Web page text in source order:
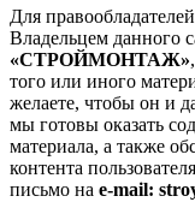
Для правообладателей
Владельцем данного
«СТРОЙМОНТАЖ»
того или иного
желаете, чтобы он и
мы готовы оказать
материала, а также
контента
письмо на e-mail: